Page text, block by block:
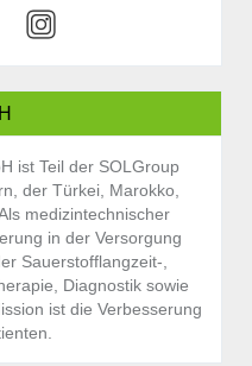
ist Teil der SOLGroup
der Türkei, Marokko,
medizintechnischer
in der Versorgung
Sauerstofflangzeit-,
Diagnostik sowie
ist die Verbesserung